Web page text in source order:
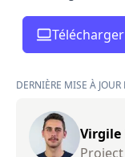
DERNIÈRE MISE À
Virgile